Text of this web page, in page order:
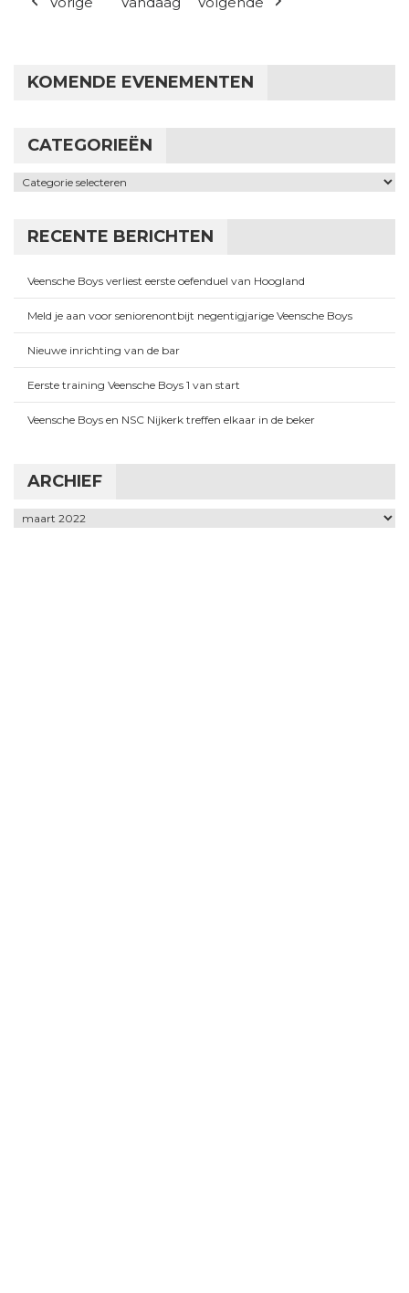
KOMENDE EVENEMENTEN
CATEGORIEËN
Categorieën
RECENTE BERICHTEN
Veensche Boys verliest eerste oefenduel van Hoogland
Meld je aan voor seniorenontbijt negentigjarige Veensche Boys
Nieuwe inrichting van de bar
Eerste training Veensche Boys 1 van start
Veensche Boys en NSC Nijkerk treffen elkaar in de beker
ARCHIEF
Archief